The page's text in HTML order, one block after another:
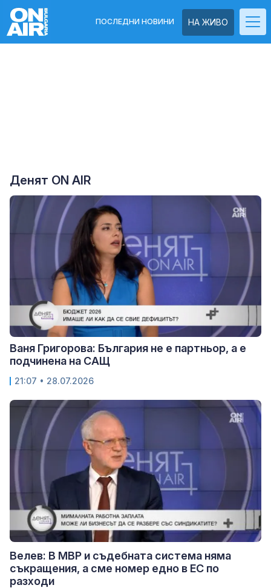
НА ЖИВО
ПОСЛЕДНИ НОВИНИ
Денят ON AIR
Ваня Григорова: България не е партньор, а е
подчинена на САЩ
21:07 • 28.07.2026
Велев: В МВР и съдебната система няма
съкращения, а сме номер едно в ЕС по
разходи